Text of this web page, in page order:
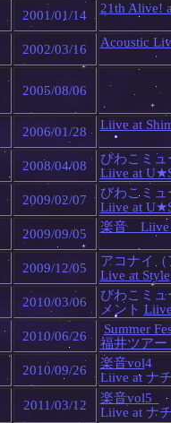
2001/01/14 21th Alive!
2002/03/16 Acoustic
2005/08/06
2006/01/28 Liive at
2008/04/08
びわこミ
Liive at
2009/02/07
びわこミュ
Liive at
2009/09/05 楽音 Liive
2009/12/05
アコナイ
Live at Style
2010/03/06
びわこミュ
メント
2010/06/26
Summer
福井ツア
2010/09/26 楽音vol
Liive at ナ
2011/03/12
楽音vol5
Liive at ナ